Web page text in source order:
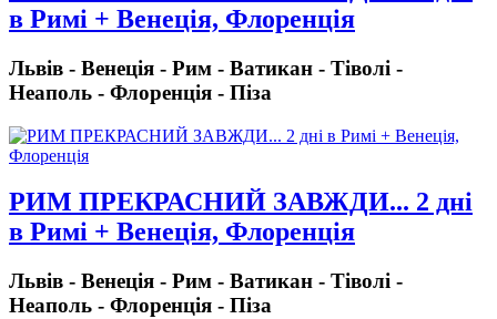
в Римі + Венеція, Флоренція
Львів - Венеція - Рим - Ватикан - Тіволі -
Неаполь - Флоренція - Піза
РИМ ПРЕКРАСНИЙ ЗАВЖДИ... 2 дні
в Римі + Венеція, Флоренція
Львів - Венеція - Рим - Ватикан - Тіволі -
Неаполь - Флоренція - Піза